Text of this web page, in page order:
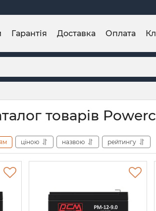
Гарантія Доставка Оплата
товарів
ціною назвою рейтингу